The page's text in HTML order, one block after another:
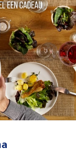
een cadeau